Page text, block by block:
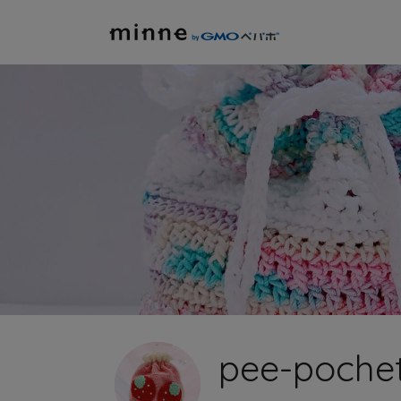
pee-